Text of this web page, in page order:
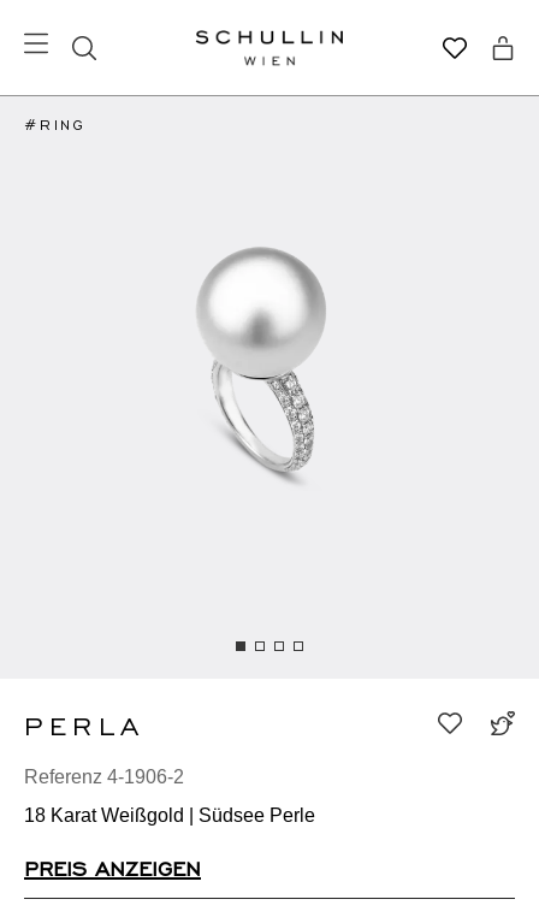
#RING
PERLA
Referenz 4-1906-2
18 Karat Weißgold | Südsee Perle
PREIS ANZEIGEN